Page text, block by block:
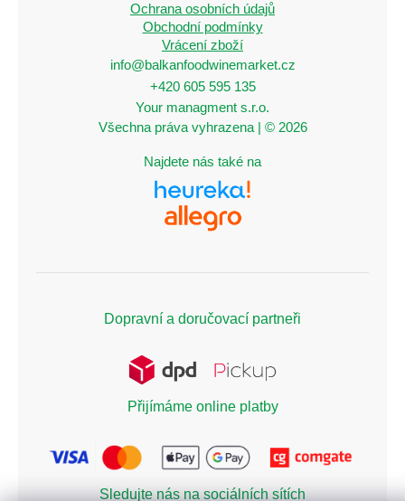
Ochrana osobních údajů
Obchodní podmínky
Vrácení zboží
info@balkanfoodwinemarket.cz
+420 605 595 135
Your managment s.r.o.
Všechna práva vyhrazena | © 2026
Najdete nás také na
Dopravní a doručovací partneři
Přijímáme online platby
Sledujte nás na sociálních sítích